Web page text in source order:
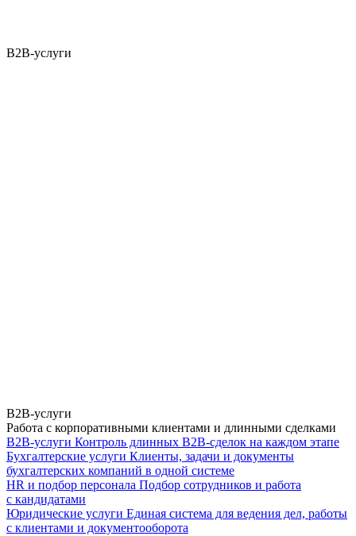
B2B-услуги
B2B-услуги
Работа с корпоративными клиентами и длинными сделками
B2B-услуги Контроль длинных B2B-сделок на каждом этапе
Бухгалтерские услуги Клиенты, задачи и документы
бухгалтерских компаний в одной системе
HR и подбор персонала Подбор сотрудников и работа
с кандидатами
Юридические услуги Единая система для ведения дел, работы
с клиентами и документооборота